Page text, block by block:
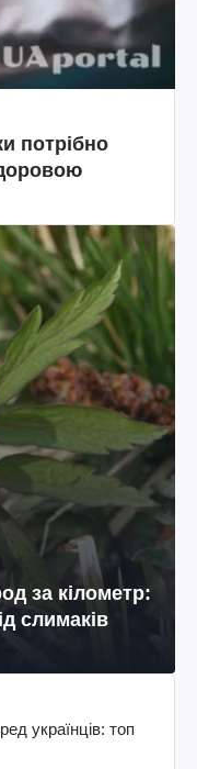
потрібно
за кілометр:
слимаків
українців: топ